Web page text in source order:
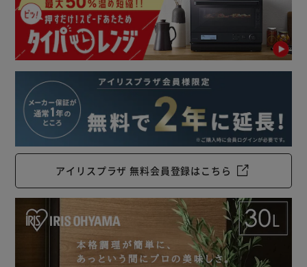
庫内全体を均一に熱し焼き上げるから、内側の水分が保た
れ、外はカリっと中はふんわり焼き上げます。
◆過熱水蒸気で美味しく調理！本格スチーム
水タンクに水をいれて、セットするだけでスチーム調理が手
軽に楽しめます。
［過熱水蒸気とは］
100℃を超えた水蒸気を過熱水蒸気と言います。
庫内に広がる過熱水蒸気がムラなく高火力で食材に熱を通す
ことで、素材の旨味を引き出しながら調理ができます。
［タンク式のスチーム力は段違い］
タンク内の水がボイラー室で過熱され、水蒸気の状態で庫内
に噴出。
庫内の隅々までスチームが行き届くから、食材をよりムラな
くしっとりジューシーに焼き上げます。
アイリスプラザ 無料会員登録はこちら